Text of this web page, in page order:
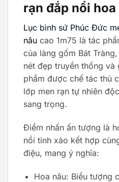
rạn đắp nổi hoa
Lục bình sứ Phúc Đức
nâu cao 1m75 là tác
của làng gốm Bát
nét đẹp truyền thống và
phẩm được chế tác thủ
lớp men rạn tự nhiên
sang trọng.
Điểm nhấn ấn tượng là
nổi tinh xảo kết hợp
điệu, mang ý nghĩa:
Hoa nâu: Biểu tượng